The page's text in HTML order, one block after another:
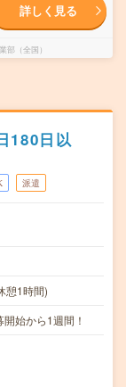
詳しく見る
（全国）
180日以
派遣
憩1時間)
始から1週間！